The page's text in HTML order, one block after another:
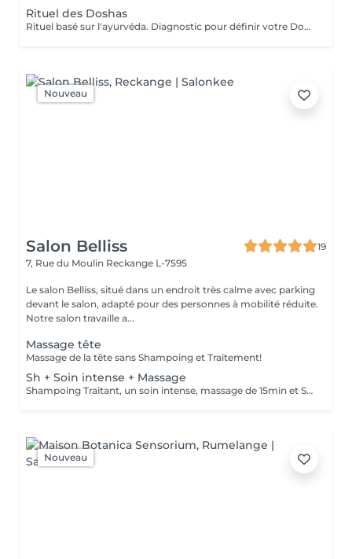
Rituel des Doshas
Rituel basé sur l'ayurvéda. Diagnostic pour définir votre Doshas dominant afin de le rééquilibrer En plus des rituels complets -Diagnostic -Application d'huiles chaudes -Application cataplasmes ayurvédiques (cuir chevelu & cheveux)
Nouveau
Salon Belliss
19
7, Rue du Moulin Reckange L-7595
Le salon Belliss, situé dans un endroit très calme avec parking
devant le salon, adapté pour des personnes à mobilité réduite.
Notre salon travaille a...
Massage tête
Massage de la tête sans Shampoing et Traitement!
Sh + Soin intense + Massage
Shampoing Traitant, un soin intense, massage de 15min et Séchage
Nouveau